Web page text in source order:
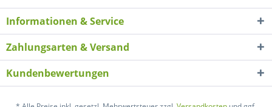
Informationen & Service
Zahlungsarten & Versand
Kundenbewertungen